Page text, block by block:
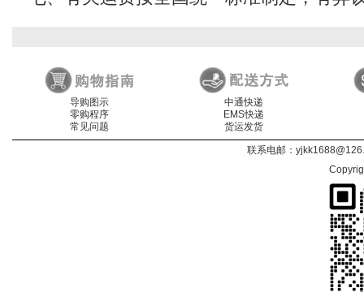
导购图示
零购程序
常见问题
中通快递
EMS快递
货运发货
联系电邮：